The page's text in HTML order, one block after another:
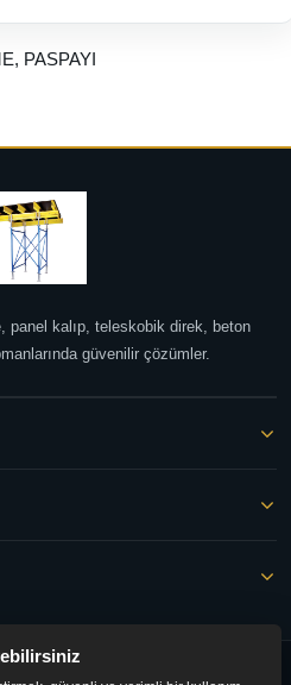
, PASPAYI
panel kalıp, teleskobik direk, beton
güvenilir çözümler.